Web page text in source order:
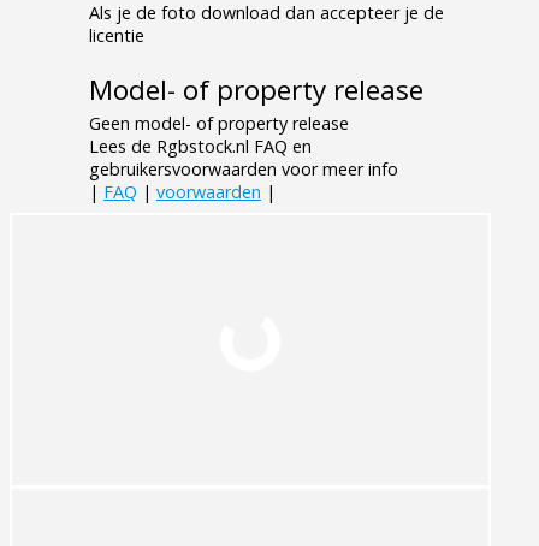
Als je de foto download dan accepteer je de
licentie
Model- of property release
Geen model- of property release
Lees de Rgbstock.nl FAQ en
gebruikersvoorwaarden voor meer info
| FAQ | voorwaarden |